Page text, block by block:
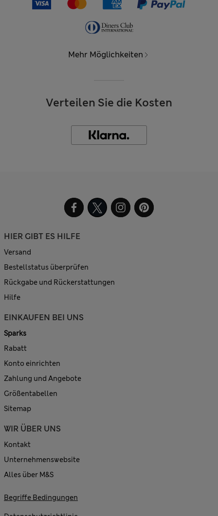
Mehr Möglichkeiten
Verteilen Sie die Kosten
HIER GIBT ES HILFE
Versand
Bestellstatus überprüfen
Rückgabe und Rückerstattungen
Hilfe
EINKAUFEN BEI UNS
Sparks
Rabatt
Konto einrichten
Zahlung und Angebote
Größentabellen
Sitemap
WIR ÜBER UNS
Kontakt
Unternehmenswebsite
Alles über M&S
Begriffe Bedingungen